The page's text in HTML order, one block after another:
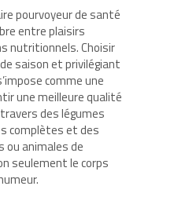
pourvoyeur de santé
entre plaisirs
nutritionnels. Choisir
saison et privilégiant
comme une
une meilleure qualité
des légumes
complètes et des
ou animales de
seulement le corps